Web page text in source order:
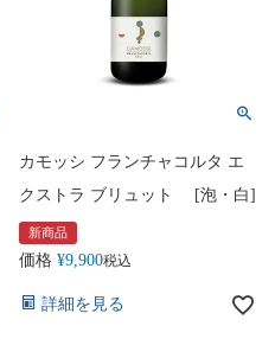
カモッシ フランチャコルタ エ
クストラ ブリュット [泡・白]
新商品
価格 ¥9,900税込
詳細を見る